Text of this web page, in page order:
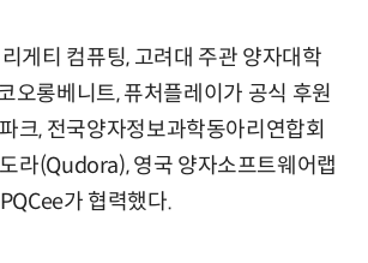
게티 컴퓨팅, 고려대 주관 양자대학
오롱베니트, 퓨처플레이가 공식 후원
크, 전국양자정보과학동아리연합회
라(Qudora), 영국 양자소프트웨어랩
가 협력했다.